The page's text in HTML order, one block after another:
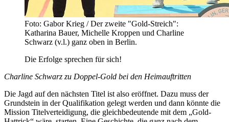
Foto: Gabor Krieg / Der zweite "Gold-Streich":
Katharina Bauer, Michelle Kroppen und Charline
Schwarz (v.l.) ganz oben in Berlin.
Die Erfolge sprechen für sich!
Charline Schwarz zu Doppel-Gold bei den Heimauftritten
Die Jagd auf den nächsten Titel ist also eröffnet. Dazu muss der
Grundstein in der Qualifikation gelegt werden und dann könnte die
Mission Titelverteidigung, die gleichbedeutende mit dem „Gold-